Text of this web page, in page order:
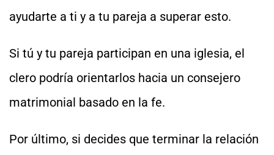
ayudarte a ti y a tu pareja a superar esto.
Si tú y tu pareja participan en una iglesia, el
clero podría orientarlos hacia un consejero
matrimonial basado en la fe.
Por último, si decides que terminar la relación